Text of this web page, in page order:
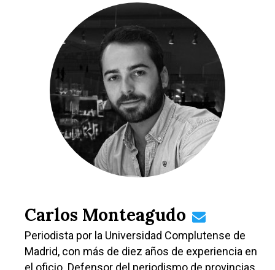
Carlos Monteagudo
Periodista por la Universidad Complutense de
Madrid, con más de diez años de experiencia en